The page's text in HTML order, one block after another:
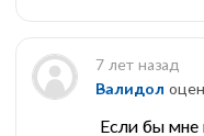
7 лет назад
Валидол
Если бы мне